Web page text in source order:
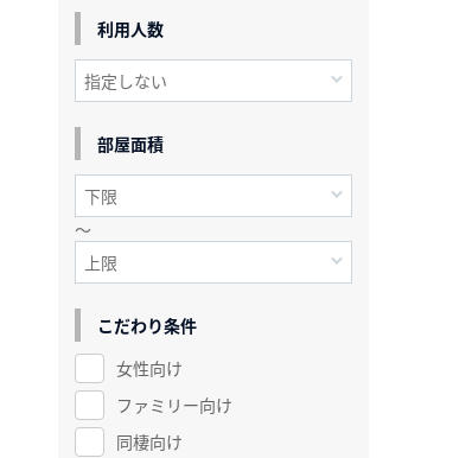
利用人数
部屋面積
～
こだわり条件
女性向け
ファミリー向け
同棲向け